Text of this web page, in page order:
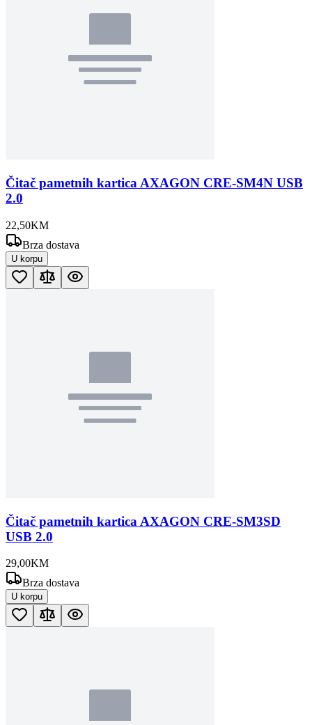
Čitač pametnih kartica AXAGON CRE-SM4N USB
2.0
22,50KM
Brza dostava
U korpu
Čitač pametnih kartica AXAGON CRE-SM3SD
USB 2.0
29,00KM
Brza dostava
U korpu